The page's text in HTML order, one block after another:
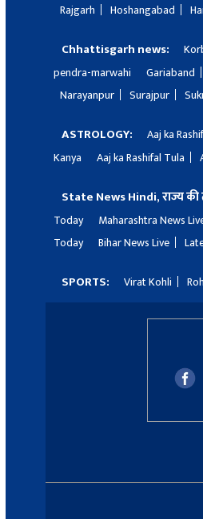
Rajgarh
Hoshangabad
Chhattisgarh news:
pendra-marwahi
Gariaband
Narayanpur
Surajpur
ASTROLOGY: Aaj ka
Kanya
Aaj ka Rashifal Tula
State News Hindi, राज्य की
Today
Maharashtra News
Today
Bihar News Live
SPORTS: Virat Kohli